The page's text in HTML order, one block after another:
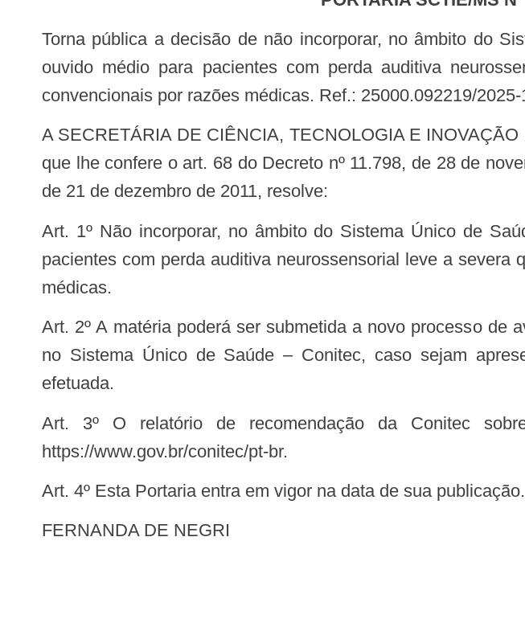
Torna pública a decisão de não incorporar, no âmbito do Sistema Único de Saúde – SUS, o sistema de implante auditivo de
ouvido médio para pacientes com perda auditiva
convencionais por razões médicas. Ref.: 25000.092219/2025-
A SECRETÁRIA DE CIÊNCIA, TECNOLOGIA E INOVAÇÃO EM SAÚDE DO MINISTÉRIO DA SAÚDE, no uso das atribuições
que lhe confere o art. 68 do Decreto nº 11.798, de 28 de
de 21 de dezembro de 2011, resolve:
Art. 1º Não incorporar, no âmbito do Sistema Único de Saúde – SUS, o sistema de implante auditivo de ouvido médio para
pacientes com perda auditiva neurossensorial leve a
médicas.
Art. 2º A matéria poderá ser submetida a novo processo de avaliação pela Comissão Nacional de Incorporação de Tecnologias
no Sistema Único de Saúde – Conitec, caso sejam
efetuada.
Art. 3º O relatório de recomendação da Conitec sobre essa tecnologia estará disponível no endereço eletrônico:
https://www.gov.br/conitec/pt-br.
Art. 4º Esta Portaria entra em vigor na data de sua publicação.
FERNANDA DE NEGRI